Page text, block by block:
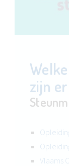
zijn
Vlaams